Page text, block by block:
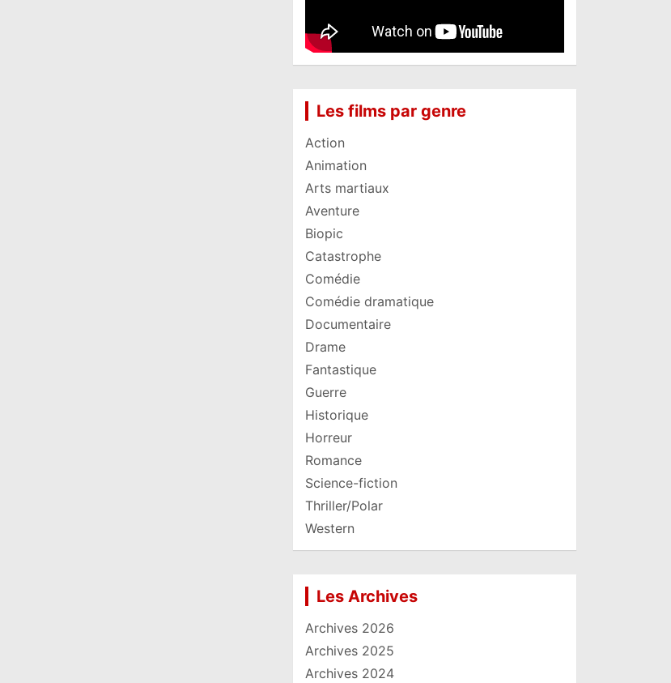
Les films par genre
Action
Animation
Arts martiaux
Aventure
Biopic
Catastrophe
Comédie
Comédie dramatique
Documentaire
Drame
Fantastique
Guerre
Historique
Horreur
Romance
Science-fiction
Thriller/Polar
Western
Les Archives
Archives 2026
Archives 2025
Archives 2024